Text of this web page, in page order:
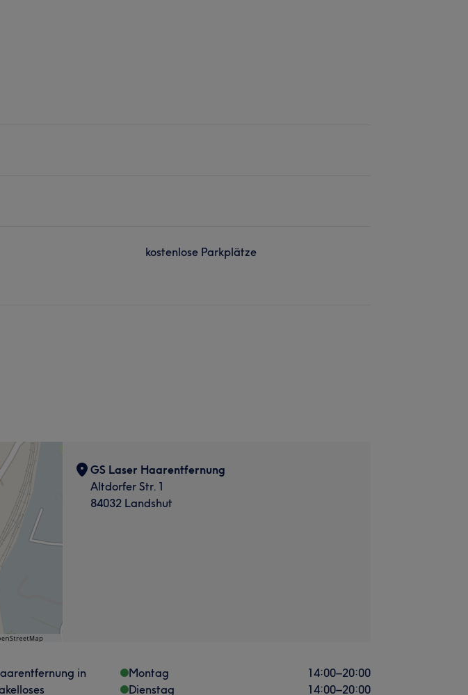
kostenlose Parkplätze
GS Laser Haarentfernung
Altdorfer Str. 1
84032 Landshut
in
Montag 14:00–20:00
Dienstag
14:00–20:00